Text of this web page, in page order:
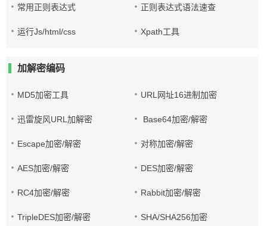
常用正则表达式 正则表达式语法速查
运行Js/html/css Xpath工具
加解密编码
MD5加密工具 URL网址16进制加密
迅雷旋风URL加解密 Base64加密/解密
Escape加密/解密 对称加密/解密
AES加密/解密 DES加密/解密
RC4加密/解密 Rabbit加密/解密
TripleDES加密/解密 SHA/SHA256加密